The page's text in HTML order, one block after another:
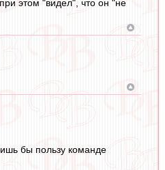
этом "видел", что он "не
бы пользу команде